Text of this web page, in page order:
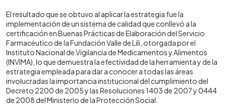
El resultado que se obtuvo al aplicar la estrategia fue la
implementación de un sistema de calidad que conllevó a la
certificación en Buenas Prácticas de Elaboración del Servicio
Farmacéutico de la Fundación Valle de Lili, otorgada por el
Instituto Nacional de Vigilancia de Medicamentos y Alimentos
(INVIMA), lo que demuestra la efectividad de la herramienta y de la
estrategia empleada para dar a conocer a todas las áreas
involucradas la importancia institucional del cumplimiento del
Decreto 2200 de 2005 y las Resoluciones 1403 de 2007 y 0444
de 2008 del Ministerio de la Protección Social.